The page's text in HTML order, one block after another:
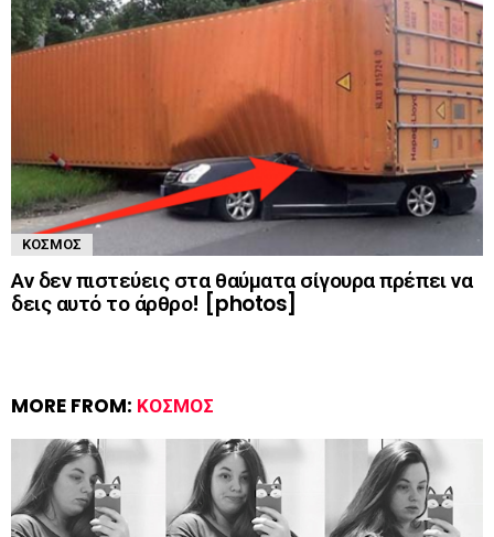
ΚΌΣΜΟΣ
Αν δεν πιστεύεις στα θαύματα σίγουρα πρέπει να
δεις αυτό το άρθρο! [photos]
MORE FROM: ΚΌΣΜΟΣ